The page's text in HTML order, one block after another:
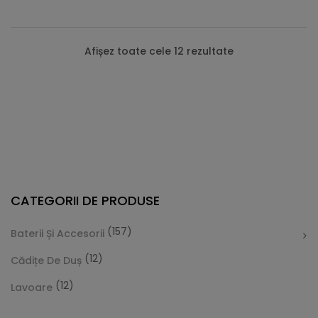
Cădiță De Duș Dalia, Alb, Cu Sifon Inclus
Afișez toate cele 12 rezultate
CATEGORII DE PRODUSE
Baterii Și Accesorii (157)
Cădițe De Duș (12)
Lavoare (12)